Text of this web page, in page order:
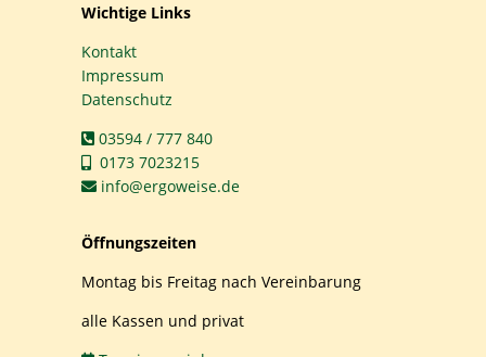
Wichtige Links
Kontakt
Impressum
Datenschutz
03594 / 777 840
0173 7023215
info@ergoweise.de
Öffnungszeiten
Montag bis Freitag nach Vereinbarung
alle Kassen und privat